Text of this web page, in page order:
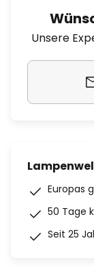
Unsere
Europas
50 Tage
Seit 25